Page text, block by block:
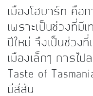
เมืองโฮบาร์ท คือ
เพราะเป็นช่วงที่มี
ปีใหม่ จึงเป็นช่วงที่
เมืองเล็กๆ การไ
Taste of
มีสีสัน